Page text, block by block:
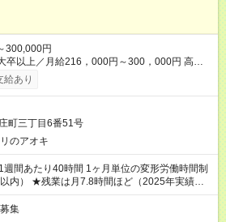
300,000円
卒以上／月給216，000円～300，000円 高卒
，000円 ★エリア手当（石川県、
岐阜県、群馬県、茨城県 月1万円）を会社規
者には、別途月1万円支給（実務経験がない方
※ただし、短時間勤務・早番固定社員は当社
＝＝＝＝＝
職務給制度で実力次第で収入アップ！ 職務内
支払われ、昇格試験なく役職に就いた時点で
度です。 約4割の社員が入社3年目で店長に就い
給あり
町三丁目6番51号
のアオキ
週間あたり40時間 1ヶ月単位の変形労働時間制
以内） ★残業は月7.8時間ほど（2025年実績）
時間＞ 9時～22時 ※勤務時間は店舗により異
集